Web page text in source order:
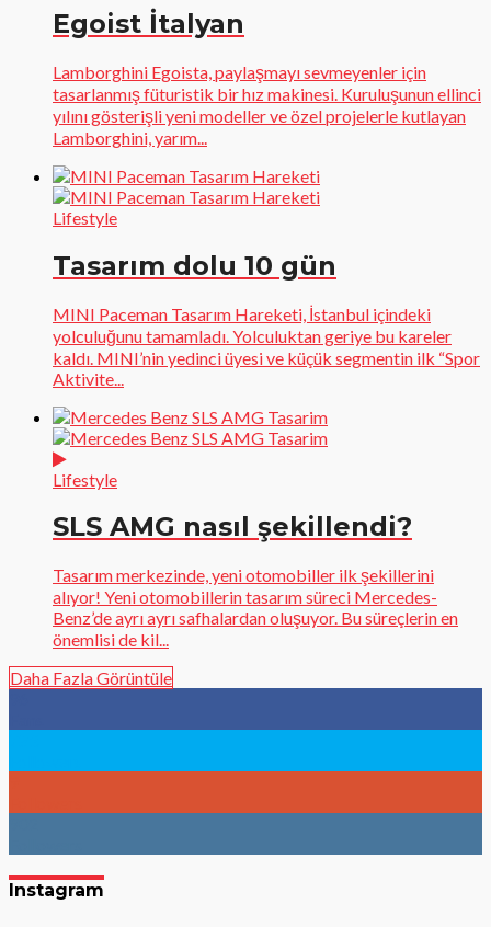
Egoist İtalyan
Lamborghini Egoista, paylaşmayı sevmeyenler için
tasarlanmış füturistik bir hız makinesi. Kuruluşunun ellinci
yılını gösterişli yeni modeller ve özel projelerle kutlayan
Lamborghini, yarım...
Lifestyle
Tasarım dolu 10 gün
MINI Paceman Tasarım Hareketi, İstanbul içindeki
yolculuğunu tamamladı. Yolculuktan geriye bu kareler
kaldı. MINI’nin yedinci üyesi ve küçük segmentin ilk “Spor
Aktivite...
Lifestyle
SLS AMG nasıl şekillendi?
Tasarım merkezinde, yeni otomobiller ilk şekillerini
alıyor! Yeni otomobillerin tasarım süreci Mercedes-
Benz’de ayrı ayrı safhalardan oluşuyor. Bu süreçlerin en
önemlisi de kil...
Daha Fazla Görüntüle
Instagram